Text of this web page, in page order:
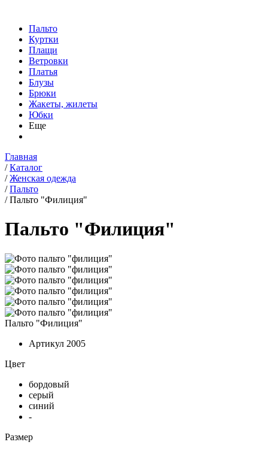
Пальто
Куртки
Плащи
Ветровки
Платья
Блузы
Брюки
Жакеты, жилеты
Юбки
Еще
Главная
/ Каталог
/ Женская одежда
/ Пальто
/ Пальто "Филиция"
Пальто "Филиция"
Пальто "Филиция"
Артикул 2005
Цвет
бордовый
серый
синий
-
Размер